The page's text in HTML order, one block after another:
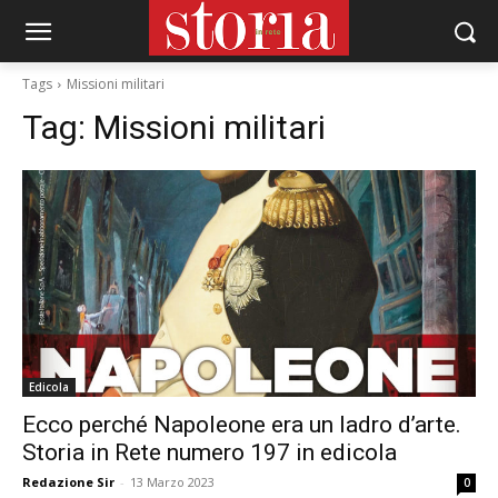
Tags Missioni militari
Tag: Missioni militari
Edicola
Ecco perché Napoleone era un ladro d’arte.
Storia in Rete numero 197 in edicola
Redazione Sir - 13 Marzo 2023 0